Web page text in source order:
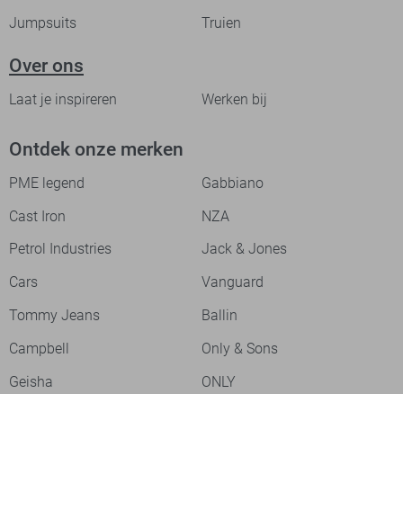
Jumpsuits
Truien
Over ons
Laat je inspireren Werken bij
Ontdek onze merken
PME legend
Gabbiano
Cast Iron
NZA
Petrol Industries
Jack & Jones
Cars
Vanguard
Tommy Jeans
Ballin
Campbell
Only & Sons
Geisha
ONLY